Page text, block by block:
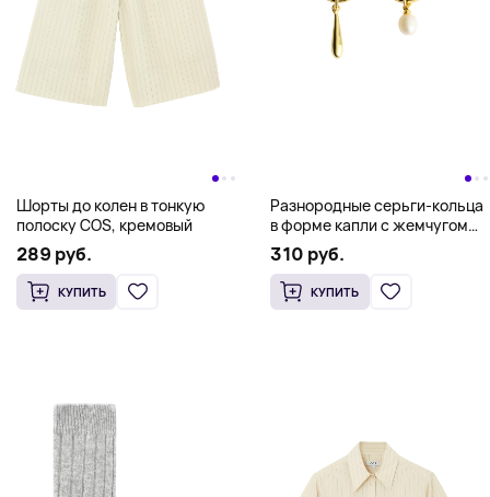
Шорты до колен в тонкую
полоску COS, кремовый
289 руб.
КУПИТЬ
Разнородные серьги-кольца
в форме капли с жемчугом
COS, золото
310 руб.
КУПИТЬ